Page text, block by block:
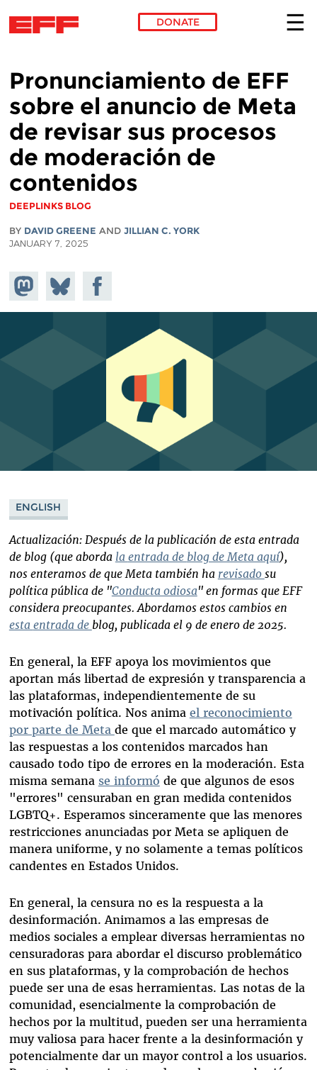
DONATE
Pronunciamiento de EFF
sobre el anuncio de Meta
de revisar sus procesos
de moderación de
contenidos
DEEPLINKS BLOG
BY DAVID GREENE AND JILLIAN C. YORK
JANUARY 7, 2025
Share on
Mastodon
Share
on
Bluesky
Share on
Facebook
ENGLISH
Actualización: Después de la publicación de esta entrada
de blog (que aborda la entrada de blog de Meta aquí),
nos enteramos de que Meta también ha revisado su
política pública de "Conducta odiosa" en formas que EFF
considera preocupantes. Abordamos estos cambios en
esta entrada de blog, publicada el 9 de enero de 2025.
En general, la EFF apoya los movimientos que
aportan más libertad de expresión y transparencia a
las plataformas, independientemente de su
motivación política. Nos anima el reconocimiento
por parte de Meta de que el marcado automático y
las respuestas a los contenidos marcados han
causado todo tipo de errores en la moderación. Esta
misma semana se informó de que algunos de esos
"errores" censuraban en gran medida contenidos
LGBTQ+. Esperamos sinceramente que las menores
restricciones anunciadas por Meta se apliquen de
manera uniforme, y no solamente a temas políticos
candentes en Estados Unidos.
En general, la censura no es la respuesta a la
desinformación. Animamos a las empresas de
medios sociales a emplear diversas herramientas no
censuradoras para abordar el discurso problemático
en sus plataformas, y la comprobación de hechos
puede ser una de esas herramientas. Las notas de la
comunidad, esencialmente la comprobación de
hechos por la multitud, pueden ser una herramienta
muy valiosa para hacer frente a la desinformación y
potencialmente dar un mayor control a los usuarios.